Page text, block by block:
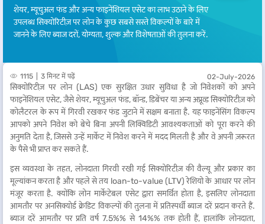
शेयर, म्यूचुअल फंड और अन्य फाइनेंशियल एसेट का लाभ उठाने के लिए
उपलब्ध सिक्योरिटीज़ पर लोन के कुछ सबसे सस्ते विकल्पों के बारे में
जानने के लिए ब्याज दरों, योग्यता, शुल्क और विशेषताओं की तुलना करें.
1115 3 मिनट में पढ़ें 02-July-2026
सिक्योरिटीज़ पर लोन (LAS) एक सुरक्षित उधार सुविधा है जो निवेशकों को अपने
फाइनेंशियल एसेट, जैसे शेयर, म्यूचुअल फंड, बॉन्ड, डिबेंचर या अन्य अप्रूव्ड सिक्योरिटीज़ को
कोलैटरल के रूप में गिरवी रखकर फंड जुटाने में सक्षम बनाता है. यह फाइनेंसिंग विकल्प
आपको अपने निवेश को बेचे बिना अपनी लिक्विडिटी आवश्यकताओं को पूरा करने की
अनुमति देता है, जिससे उन्हें मार्केट में निवेश करने में मदद मिलती है और वे अपनी ज़रूरत
के पैसे भी प्राप्त कर सकते हैं.
इस व्यवस्था के तहत, लोनदाता गिरवी रखी गई सिक्योरिटीज़ की वैल्यू और प्रकार का
मूल्यांकन करता है और पहले से तय loan-to-value (LTV) रेशियो के आधार पर लोन
मंजूर करता है. क्योंकि लोन मार्केटेबल एसेट द्वारा समर्थित होता है, इसलिए लोनदाता
आमतौर पर अनसिक्योर्ड क्रेडिट विकल्पों की तुलना में प्रतिस्पर्धी ब्याज दरें प्रदान करते हैं.
ब्याज दरें आमतौर पर प्रति वर्ष 7.5%% से 14%% तक होती हैं, हालांकि लोनदाता,